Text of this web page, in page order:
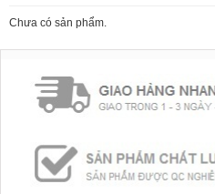
Chưa có sản phẩm.